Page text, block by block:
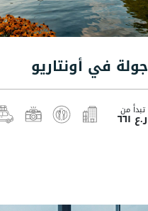
جولة في أونتاريو
تبدأ من
ر.ع ٦٦١